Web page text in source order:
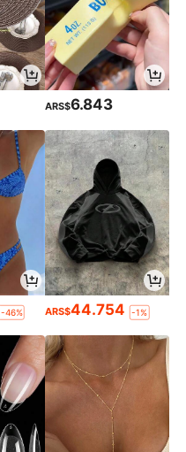
ARS$6.843
-46% ARS$44.754 -1%